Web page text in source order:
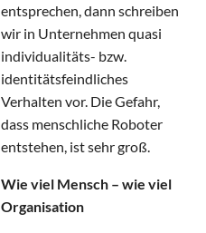
entsprechen, dann schreiben
wir in Unternehmen quasi
individualitäts- bzw.
identitätsfeindliches
Verhalten vor. Die Gefahr,
dass menschliche Roboter
entstehen, ist sehr groß.
Wie viel Mensch – wie viel
Organisation